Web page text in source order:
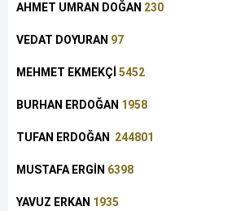
AHMET UMRAN DOĞAN 230
VEDAT DOYURAN 97
MEHMET EKMEKÇİ 5452
BURHAN ERDOĞAN 1958
TUFAN ERDOĞAN 244801
MUSTAFA ERGİN 6398
YAVUZ ERKAN 1935